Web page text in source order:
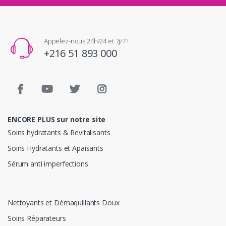
Appelez-nous 24h/24 et 7j/7 !
+216 51 893 000
ENCORE PLUS sur notre site
Soins hydratants & Revitalisants
Soins Hydratants et Apaisants
Sérum anti imperfections
Nettoyants et Démaquillants Doux
Soins Réparateurs